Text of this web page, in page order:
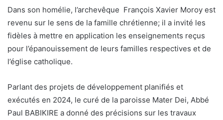
Dans son homélie, l’archevêque François Xavier Moroy est
revenu sur le sens de la famille chrétienne; il a invité les
fidèles à mettre en application les enseignements reçus
pour l’épanouissement de leurs familles respectives et de
l’église catholique.
Parlant des projets de développement planifiés et
exécutés en 2024, le curé de la paroisse Mater Dei, Abbé
Paul BABIKIRE a donné des précisions sur les travaux